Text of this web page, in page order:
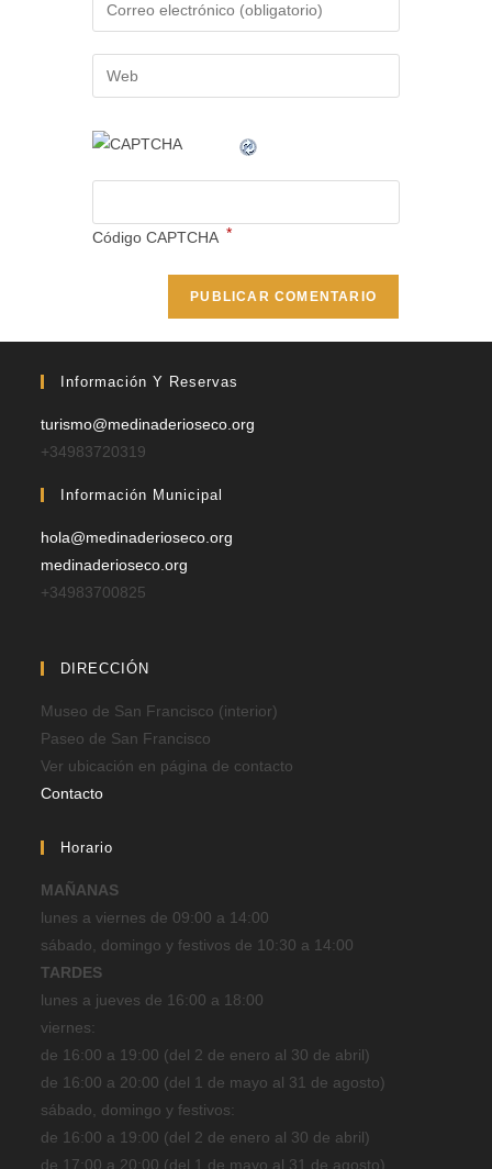
Código CAPTCHA *
Información Y Reservas
turismo@medinaderioseco.org
+34983720319
Información Municipal
hola@medinaderioseco.org
medinaderioseco.org
+34983700825
DIRECCIÓN
Museo de San Francisco (interior)
Paseo de San Francisco
Ver ubicación en página de contacto
Contacto
Horario
MAÑANAS
lunes a viernes de 09:00 a 14:00
sábado, domingo y festivos de 10:30 a 14:00
TARDES
lunes a jueves de 16:00 a 18:00
viernes:
de 16:00 a 19:00 (del 2 de enero al 30 de abril)
de 16:00 a 20:00 (del 1 de mayo al 31 de agosto)
sábado, domingo y festivos:
de 16:00 a 19:00 (del 2 de enero al 30 de abril)
de 17:00 a 20:00 (del 1 de mayo al 31 de agosto)